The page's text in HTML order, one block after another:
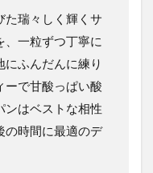
た瑞々しく輝くサ
、一粒ずつ丁寧に
にふんだんに練り
ーで甘酸っぱい酸
ンはベストな相性
の時間に最適のデ